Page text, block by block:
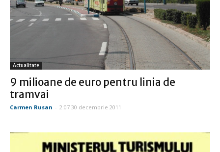
Actualitate
9 milioane de euro pentru linia de
tramvai
Carmen Rusan - 2:07 30 decembrie 2011